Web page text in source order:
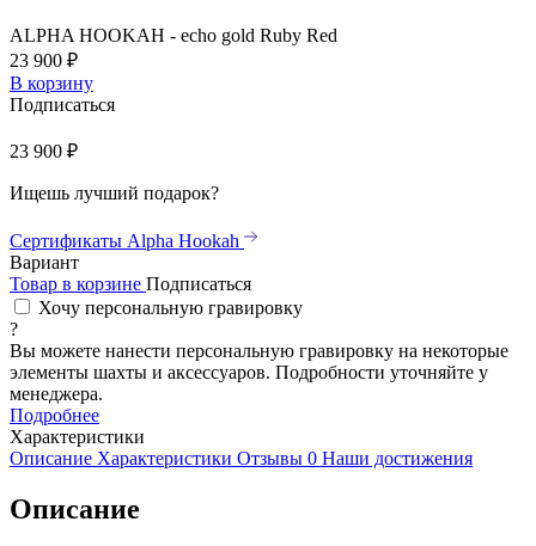
ALPHA HOOKAH - echo gold Ruby Red
23 900 ₽
В корзину
Подписаться
23 900 ₽
Ищешь лучший подарок?
Сертификаты Alpha Hookah
Вариант
Товар в корзине Подписаться
Хочу персональную гравировку
?
Вы можете нанести персональную гравировку на некоторые
элементы шахты и аксессуаров. Подробности уточняйте у
менеджера.
Подробнее
Характеристики
Описание Характеристики Отзывы 0 Наши достижения
Описание